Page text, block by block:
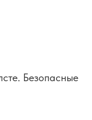
Безопасные